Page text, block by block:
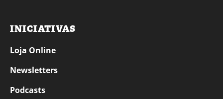
INICIATIVAS
Loja Online
Newsletters
Podcasts